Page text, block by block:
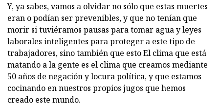
Y, ya sabes, vamos a olvidar no sólo que estas muertes
eran o podían ser prevenibles, y que no tenían que
morir si tuviéramos pausas para tomar agua y leyes
laborales inteligentes para proteger a este tipo de
trabajadores, sino también que esto El clima que está
matando a la gente es el clima que creamos mediante
50 años de negación y locura política, y que estamos
cocinando en nuestros propios jugos que hemos
creado este mundo.